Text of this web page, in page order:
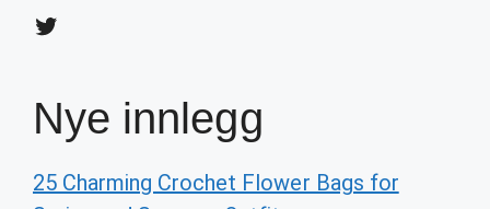
Twitter
Nye innlegg
25 Charming Crochet Flower Bags for